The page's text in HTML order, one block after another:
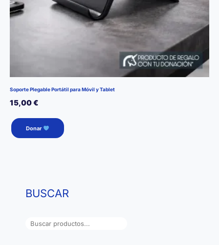
Soporte Plegable Portátil para Móvil y Tablet
15,00€
Donar
BUSCAR